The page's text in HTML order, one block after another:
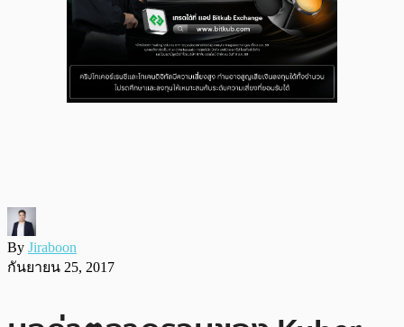
By Jiraboon
กันยายน 25, 2017